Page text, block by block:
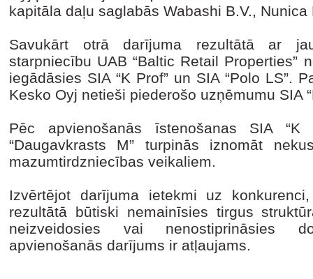
kapitāla daļu saglabās Wabashi B.V.,
Savukārt otrā darījuma rezultātā ar
starpniecību UAB “Baltic Retail Properties”
iegādāsies SIA “K Prof” un SIA “Polo LS”.
Kesko Oyj netieši piederošo uzņēmumu SIA
Pēc apvienošanās īstenošanas SIA
“Daugavkrasts M” turpinās iznomāt
mazumtirdzniecības veikaliem.
Izvērtējot darījuma ietekmi uz
rezultātā būtiski nemainīsies tirgus
neizveidosies vai nenostiprināsies
apvienošanās darījums ir atļaujams.